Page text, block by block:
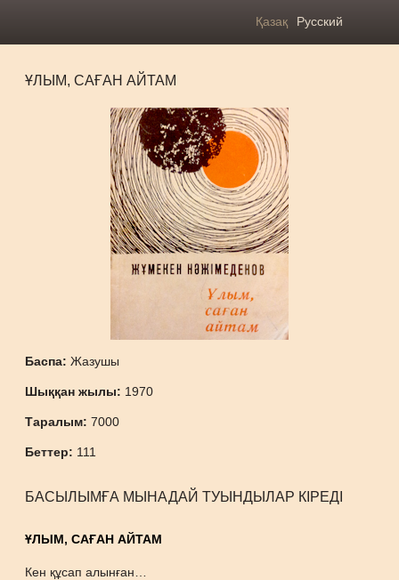
Қазақ Русский
ҰЛЫМ, САҒАН АЙТАМ
Баспа:Жазушы
Шыққан жылы: 1970
Таралым:7000
Беттер: 111
БАСЫЛЫМҒА МЫНАДАЙ ТУЫНДЫЛАР КІРЕДІ
ҰЛЫМ, САҒАН АЙТАМ
Кен құсап алынған…